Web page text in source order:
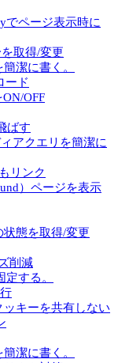
でページ表示時に
取得/変更
潔に書く。
ード
OFF
ばす
アクエリを簡潔に
リンク
）ページを表示
状態を取得/変更
削減
する。
ッキーを共有しない
潔に書く。